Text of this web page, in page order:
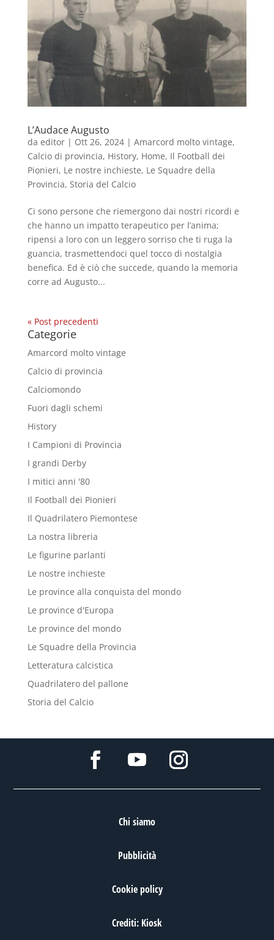
L’Audace Augusto
da editor| Ott 26, 2024| Amarcord molto vintage,
Calcio di provincia, History, Home, Il Football dei
Pionieri, Le nostre inchieste, Le Squadre della
Provincia, Storia del Calcio
Ci sono persone che riemergono dai nostri ricordi e
che hanno un impatto terapeutico per l’anima;
ripensi a loro con un leggero sorriso che ti ruga la
guancia, trasmettendoci quel tocco di nostalgia
benefica. Ed è ciò che succede, quando la memoria
corre ad Augusto...
« Post precedenti
Categorie
Amarcord molto vintage
Calcio di provincia
Calciomondo
Fuori dagli schemi
History
I Campioni di Provincia
I grandi Derby
I mitici anni '80
Il Football dei Pionieri
Il Quadrilatero Piemontese
La nostra libreria
Le figurine parlanti
Le nostre inchieste
Le province alla conquista del mondo
Le province d'Europa
Le province del mondo
Le Squadre della Provincia
Letteratura calcistica
Quadrilatero del pallone
Storia del Calcio
Chi siamo
Pubblicità
Cookie policy
Crediti: Kiosk